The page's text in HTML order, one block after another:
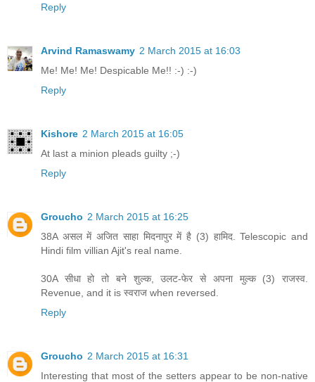
Reply
Arvind Ramaswamy 2 March 2015 at 16:03
Me! Me! Me! Despicable Me!! :-) :-)
Reply
Kishore 2 March 2015 at 16:05
At last a minion pleads guilty ;-)
Reply
Groucho 2 March 2015 at 16:25
38A असल में अजित साहा मिदनापुर में है (3) हामिद. Telescopic and
Hindi film villian Ajit's real name.
30A सीधा हो तो बने शुल्क, उलट-फेर से अपना मुल्क (3) राजस्व.
Revenue, and it is स्वराज when reversed.
Reply
Groucho 2 March 2015 at 16:31
Interesting that most of the setters appear to be non-native